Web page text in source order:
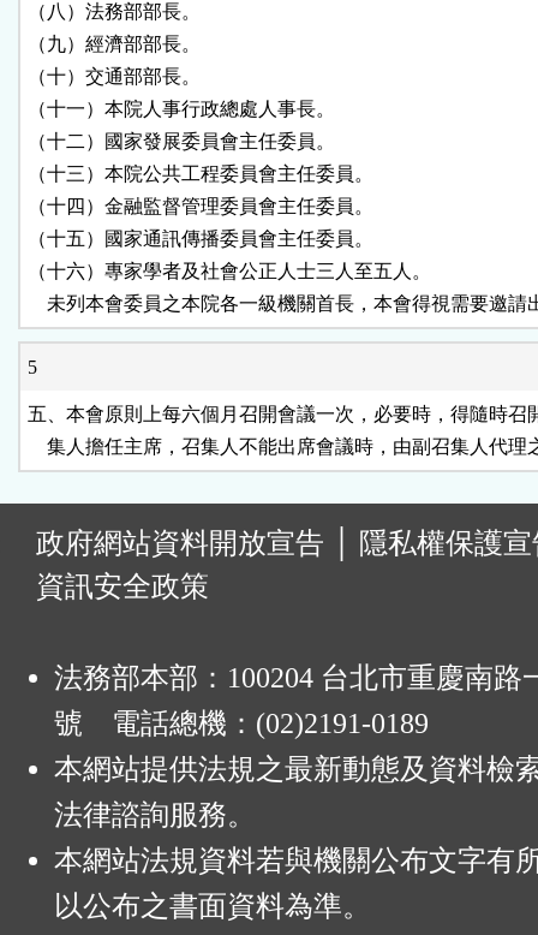
（八）法務部部長。
（九）經濟部部長。
（十）交通部部長。
（十一）本院人事行政總處人事長。
（十二）國家發展委員會主任委員。
（十三）本院公共工程委員會主任委員。
（十四）金融監督管理委員會主任委員。
（十五）國家通訊傳播委員會主任委員。
（十六）專家學者及社會公正人士三人至五人。
未列本會委員之本院各一級機關首長，本會得視需要邀請
5
五、本會原則上每六個月召開會議一次，必要時，得隨時召
集人擔任主席，召集人不能出席會議時，由副召集人代理
政府網站資料開放宣告
隱私權保護
資訊安全政策
法務部本部：100204 台北市重慶南路
號 電話總機：(02)2191-0189
本網站提供法規之最新動態及資料檢
法律諮詢服務。
本網站法規資料若與機關公布文字有
以公布之書面資料為準。